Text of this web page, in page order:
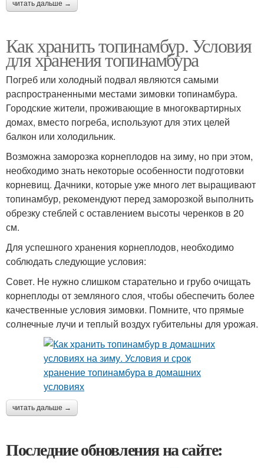
читать дальше →
Как хранить топинамбур. Условия
для хранения топинамбура
Погреб или холодный подвал являются самыми
распространенными местами зимовки топинамбура.
Городские жители, проживающие в многоквартирных
домах, вместо погреба, используют для этих целей
балкон или холодильник.
Возможна заморозка корнеплодов на зиму, но при этом,
необходимо знать некоторые особенности подготовки
корневищ. Дачники, которые уже много лет выращивают
топинамбур, рекомендуют перед заморозкой выполнить
обрезку стеблей с оставлением высоты черенков в 20
см.
Для успешного хранения корнеплодов, необходимо
соблюдать следующие условия:
Совет. Не нужно слишком старательно и грубо очищать
корнеплоды от земляного слоя, чтобы обеспечить более
качественные условия зимовки. Помните, что прямые
солнечные лучи и теплый воздух губительны для урожая.
читать дальше →
Последние обновления на сайте: